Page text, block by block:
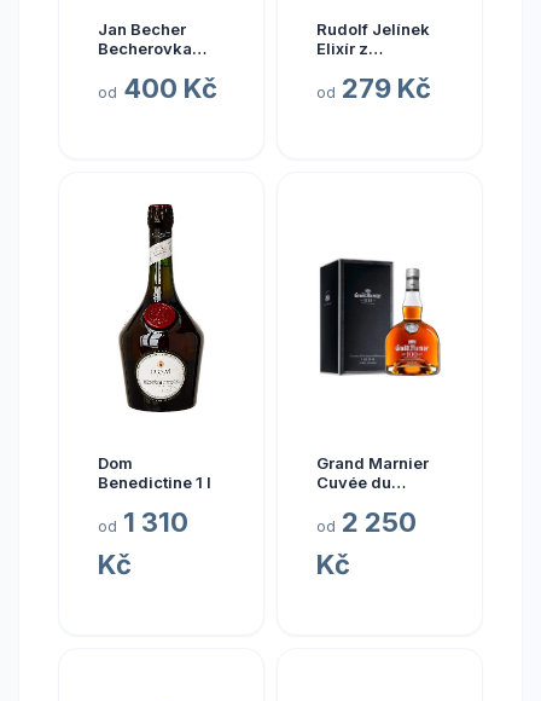
Jan Becher
Becherovka
láhev)
od 400 Kč
Rudolf Jelínek
Elixír z
14,7% 0,7l (holá
od 279 Kč
Dom
Benedictine 1 l
od 1 310
Kč
Grand Marnier
Cuvée du
od 2 250
Kč